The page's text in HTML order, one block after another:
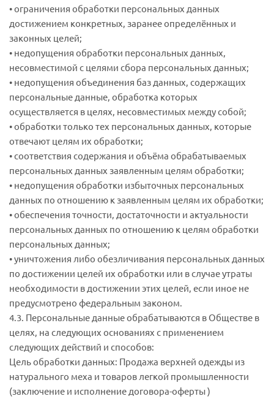
• ограничения обработки персональных данных
достижением конкретных, заранее определённых и
законных целей;
• недопущения обработки персональных данных,
несовместимой с целями сбора персональных данных;
• недопущения объединения баз данных, содержащих
персональные данные, обработка которых
осуществляется в целях, несовместимых между собой;
• обработки только тех персональных данных, которые
отвечают целям их обработки;
• соответствия содержания и объёма обрабатываемых
персональных данных заявленным целям обработки;
• недопущения обработки избыточных персональных
данных по отношению к заявленным целям их обработки;
• обеспечения точности, достаточности и актуальности
персональных данных по отношению к целям обработки
персональных данных;
• уничтожения либо обезличивания персональных данных
по достижении целей их обработки или в случае утраты
необходимости в достижении этих целей, если иное не
предусмотрено федеральным законом.
4.3. Персональные данные обрабатываются в Обществе в
целях, на следующих основаниях с применением
следующих действий и способов:
Цель обработки данных: Продажа верхней одежды из
натурального меха и товаров легкой промышленности
(заключение и исполнение договора-оферты )